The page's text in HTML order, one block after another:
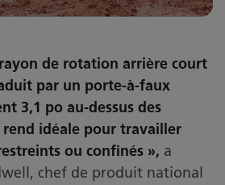
de rotation arrière court
par un porte-à-faux
3,1 po au-dessus des
rend idéale pour travailler
ou confinés », a
chef de produit national